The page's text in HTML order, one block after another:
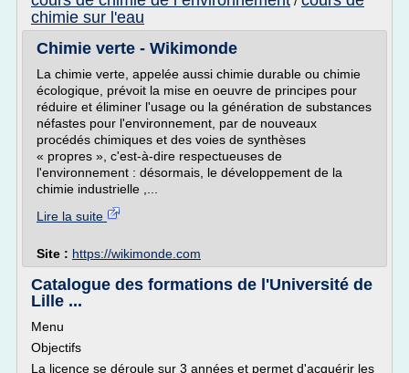
chimie sur l'eau
Chimie verte - Wikimonde
La chimie verte, appelée aussi chimie durable ou chimie
écologique, prévoit la mise en oeuvre de principes pour
réduire et éliminer l'usage ou la génération de substances
néfastes pour l'environnement, par de nouveaux
procédés chimiques et des voies de synthèses
« propres », c'est-à-dire respectueuses de
l'environnement : désormais, le développement de la
chimie industrielle ,...
Lire la suite
Site : https://wikimonde.com
Catalogue des formations de l'Université de
Lille ...
Menu
Objectifs
La licence se déroule sur 3 années et permet d'acquérir les